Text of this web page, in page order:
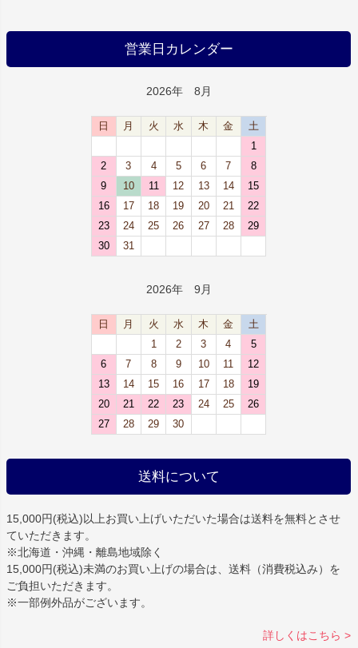
営業日カレンダー
2026年 8月
日 月 火 水 木 金
土
1
2
3 4 5 6 7
8
9
10 11 12 13 14
15
16
17 18 19 20 21
22
23
24 25 26 27 28
29
30
31
2026年 9月
日 月 火 水 木 金
土
1
2 3 4
5
6
7 8 9 10 11
12
13
14 15 16 17 18
19
20
21 22 23 24 25
26
27
28 29 30
送料について
15,000円(税込)以上お買い上げいただいた場合は送料を無料とさせ
ていただきます。
※北海道・沖縄・離島地域除く
15,000円(税込)未満のお買い上げの場合は、送料（消費税込み）を
ご負担いただきます。
※一部例外品がございます。
詳しくはこちら >